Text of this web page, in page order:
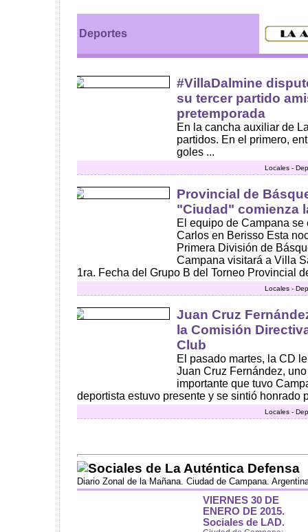
Deportes
#VillaDalmine
su tercer partido
pretemporada
En la cancha auxiliar de
partidos. En el primero,
goles ...
Locales -
Provincial de
"Ciudad" comienza
El equipo de Campana
Carlos en Berisso Esta
Primera División de
Campana visitará a Villa
1ra. Fecha del Grupo B del Torneo Provincial
Locales -
Juan Cruz
la Comisión
Club
El pasado martes, la CD
Juan Cruz Fernández,
importante que tuvo
deportista estuvo presente y se sintió honrado
Locales -
Sociales de La Auténtica Defensa
Diario Zonal de la Mañana. Ciudad de Campana.
VIERNES 30 DE
ENERO DE 2015.
Sociales de LAD.